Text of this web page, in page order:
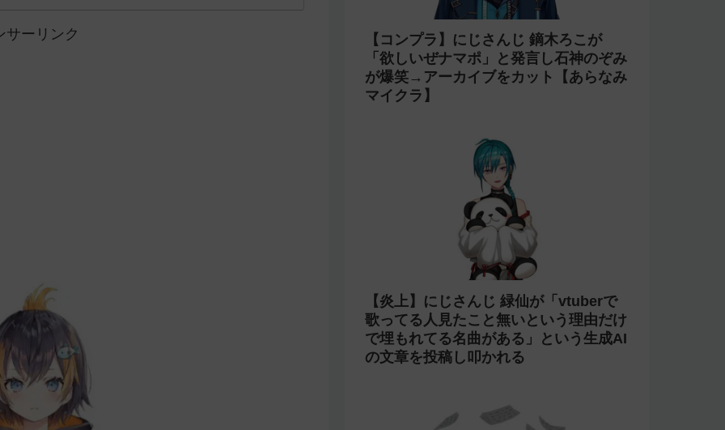
サーリンク
【コンプラ】にじさんじ 鏑木ろこが
「欲しいぜナマポ」と発言し石神のぞみ
が爆笑→アーカイブをカット【あらなみ
マイクラ】
【炎上】にじさんじ 緑仙が「vtuberで
歌ってる人見たこと無いという理由だけ
で埋もれてる名曲がある」という生成AI
の文章を投稿し叩かれる